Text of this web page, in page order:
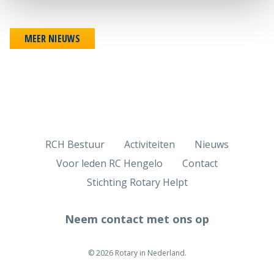
MEER NIEUWS
RCH Bestuur Activiteiten
Nieuws
Voor leden RC Hengelo
Contact
Stichting Rotary Helpt
Neem contact met ons op
© 2026 Rotary in Nederland.